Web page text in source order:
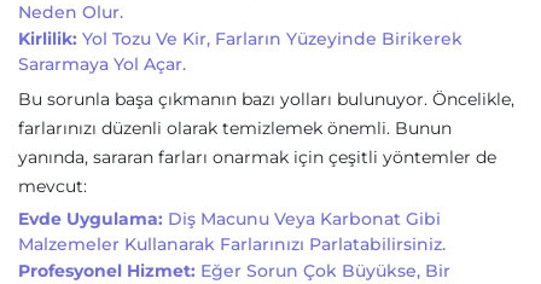
Neden Olur.
Kirlilik: Yol Tozu Ve Kir, Farların Yüzeyinde Birikerek
Sararmaya Yol Açar.
Bu sorunla başa çıkmanın bazı yolları bulunuyor. Öncelikle,
farlarınızı düzenli olarak temizlemek önemli. Bunun
yanında, sararan farları onarmak için çeşitli yöntemler de
mevcut:
Evde Uygulama: Diş Macunu Veya Karbonat Gibi
Malzemeler Kullanarak Farlarınızı Parlatabilirsiniz.
Profesyonel Hizmet: Eğer Sorun Çok Büyükse, Bir